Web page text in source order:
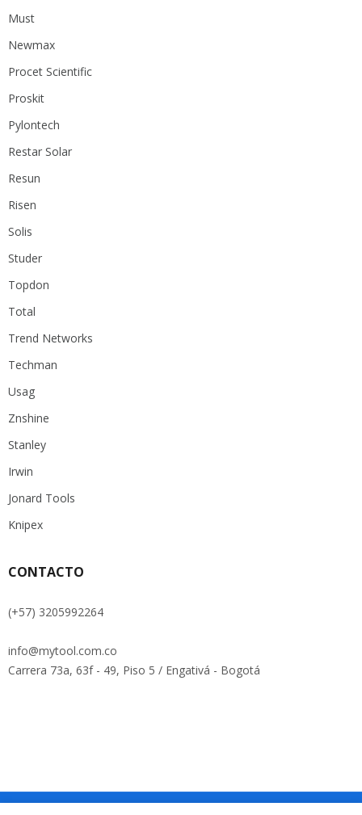
Must
Newmax
Procet Scientific
Proskit
Pylontech
Restar Solar
Resun
Risen
Solis
Studer
Topdon
Total
Trend Networks
Techman
Usag
Znshine
Stanley
Irwin
Jonard Tools
Knipex
CONTACTO
(+57) 3205992264
info@mytool.com.co
Carrera 73a, 63f - 49, Piso 5 / Engativá - Bogotá